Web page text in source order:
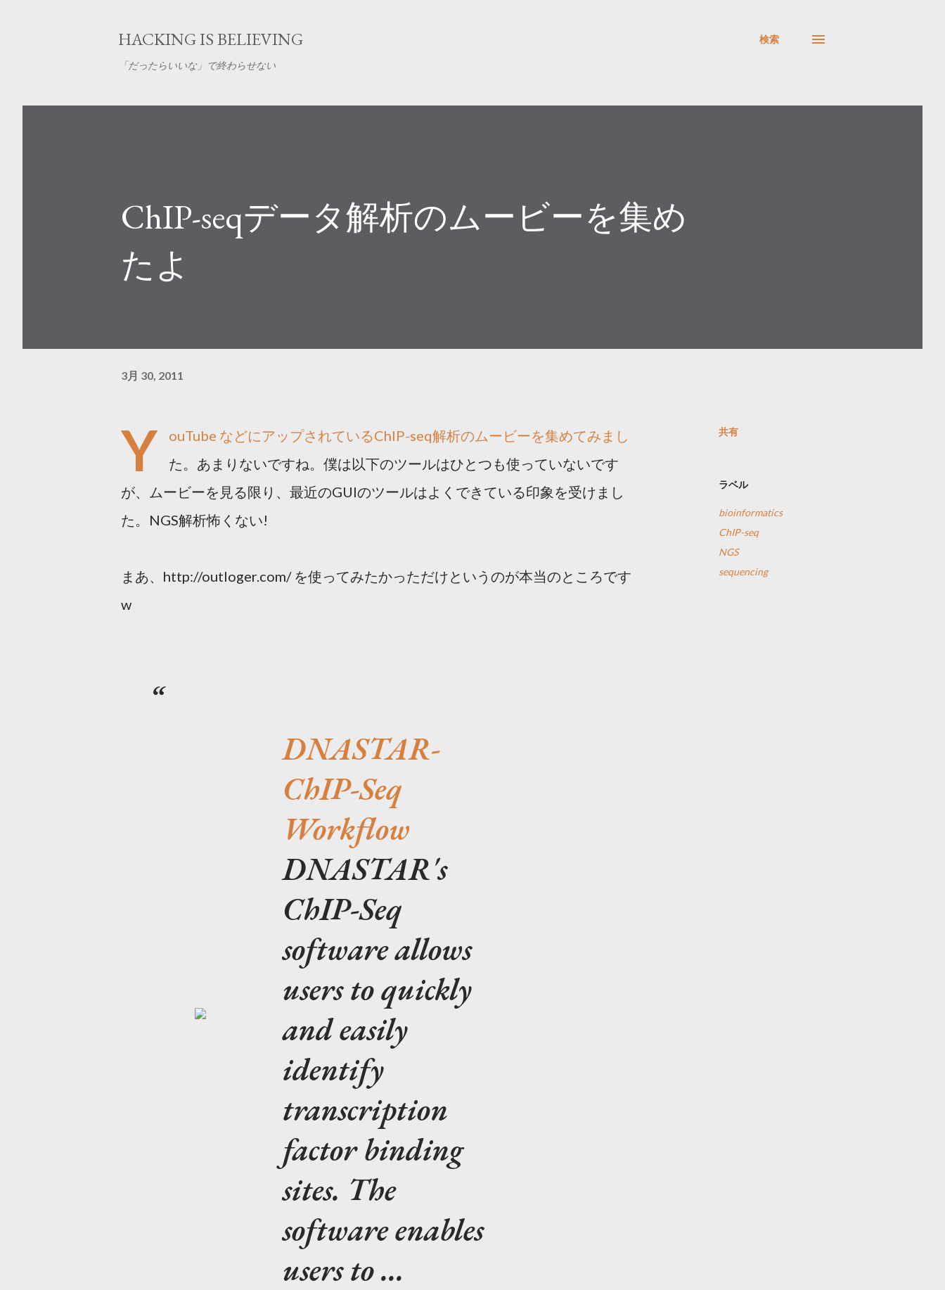
HACKING IS BELIEVING
「だったらいいな」で終わらせない
検索
ChIP-seqデータ解析のムービーを集め
たよ
3月 30, 2011
Y
ouTube などにアップされているChIP-seq解析のムービーを集めてみまし
た。あまりないですね。僕は以下のツールはひとつも使っていないです
が、ムービーを見る限り、最近のGUIのツールはよくできている印象を受けまし
た。NGS解析怖くない!
まあ、http://outloger.com/ を使ってみたかっただけというのが本当のところです
w
DNASTAR-
ChIP-Seq
Workflow
DNASTAR's
ChIP-Seq
software allows
users to quickly
and easily
identify
transcription
factor binding
sites. The
software enables
users to ...
共有
ラベル
bioinformatics
ChIP-seq
NGS
sequencing